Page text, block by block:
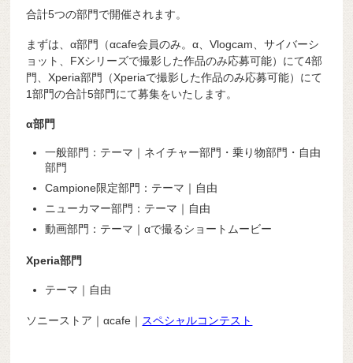
合計5つの部門で開催されます。
まずは、α部門（αcafe会員のみ。α、Vlogcam、サイバーシ
ョット、FXシリーズで撮影した作品のみ応募可能）にて4部
門、Xperia部門（Xperiaで撮影した作品のみ応募可能）にて
1部門の合計5部門にて募集をいたします。
α部門
一般部門：テーマ｜ネイチャー部門・乗り物部門・自由
部門
Campione限定部門：テーマ｜自由
ニューカマー部門：テーマ｜自由
動画部門：テーマ｜αで撮るショートムービー
Xperia部門
テーマ｜自由
ソニーストア｜αcafe｜ スペシャルコンテスト